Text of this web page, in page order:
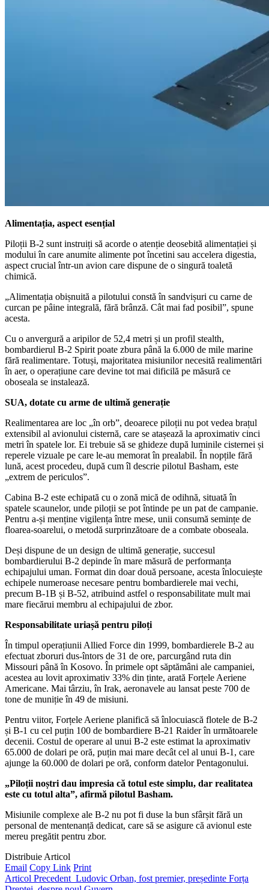
Alimentația, aspect esențial
Piloții B-2 sunt instruiți să acorde o atenție deosebită alimentației și
modului în care anumite alimente pot încetini sau accelera digestia,
aspect crucial într-un avion care dispune de o singură toaletă
chimică.
„Alimentația obișnuită a pilotului constă în sandvișuri cu carne de
curcan pe pâine integrală, fără brânză. Cât mai fad posibil”, spune
acesta.
Cu o anvergură a aripilor de 52,4 metri și un profil stealth,
bombardierul B-2 Spirit poate zbura până la 6.000 de mile marine
fără realimentare. Totuși, majoritatea misiunilor necesită realimentări
în aer, o operațiune care devine tot mai dificilă pe măsură ce
oboseala se instalează.
SUA, dotate cu arme de ultimă generație
Realimentarea are loc „în orb”, deoarece piloții nu pot vedea brațul
extensibil al avionului cisternă, care se atașează la aproximativ cinci
metri în spatele lor. Ei trebuie să se ghideze după luminile cisternei și
reperele vizuale pe care le-au memorat în prealabil. În nopțile fără
lună, acest procedeu, după cum îl descrie pilotul Basham, este
„extrem de periculos”.
Cabina B-2 este echipată cu o zonă mică de odihnă, situată în
spatele scaunelor, unde piloții se pot întinde pe un pat de campanie.
Pentru a-și menține vigilența între mese, unii consumă semințe de
floarea-soarelui, o metodă surprinzătoare de a combate oboseala.
Deși dispune de un design de ultimă generație, succesul
bombardierului B-2 depinde în mare măsură de performanța
echipajului uman. Format din doar două persoane, acesta înlocuiește
echipele numeroase necesare pentru bombardierele mai vechi,
precum B-1B și B-52, atribuind astfel o responsabilitate mult mai
mare fiecărui membru al echipajului de zbor.
Responsabilitate uriașă pentru piloți
În timpul operațiunii Allied Force din 1999, bombardierele B-2 au
efectuat zboruri dus-întors de 31 de ore, parcurgând ruta din
Missouri până în Kosovo. În primele opt săptămâni ale campaniei,
acestea au lovit aproximativ 33% din ținte, arată Forțele Aeriene
Americane. Mai târziu, în Irak, aeronavele au lansat peste 700 de
tone de muniție în 49 de misiuni.
Pentru viitor, Forțele Aeriene planifică să înlocuiască flotele de B-2
și B-1 cu cel puțin 100 de bombardiere B-21 Raider în următoarele
decenii. Costul de operare al unui B-2 este estimat la aproximativ
65.000 de dolari pe oră, puțin mai mare decât cel al unui B-1, care
ajunge la 60.000 de dolari pe oră, conform datelor Pentagonului.
„Piloții noștri dau impresia că totul este simplu, dar realitatea
este cu totul alta”, afirmă pilotul Basham.
Misiunile complexe ale B-2 nu pot fi duse la bun sfârșit fără un
personal de mentenanță dedicat, care să se asigure că avionul este
mereu pregătit pentru zbor.
Distribuie Articol
Email Copy Link Print
Articol Precedent Ludovic Orban, fost premier, președinte Forța